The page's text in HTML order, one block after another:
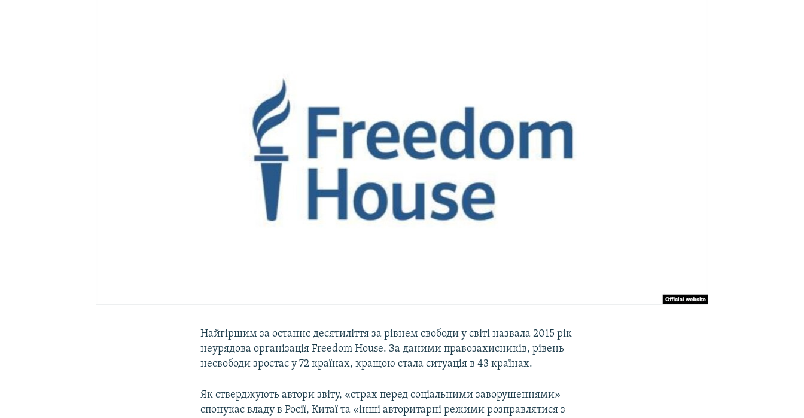
Найгіршим за останнє десятиліття за рівнем свободи у світі назвала 2015 рік
неурядова організація Freedom House. За даними правозахисників, рівень
несвободи зростає у 72 країнах, кращою стала ситуація в 43 країнах.
Як стверджують автори звіту, «страх перед соціальними заворушеннями»
спонукає владу в Росії, Китаї та «інші авторитарні режими розправлятися з